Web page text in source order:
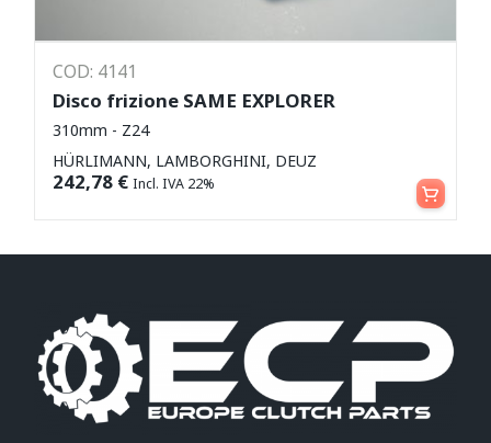
COD: 4141
Disco frizione SAME EXPLORER
310mm - Z24
HÜRLIMANN, LAMBORGHINI, DEUZ
242,78 € Incl. IVA 22% Aggiungi al carrello